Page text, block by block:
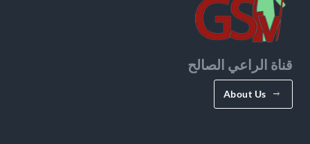
قناة الراعي الصالح
About Us